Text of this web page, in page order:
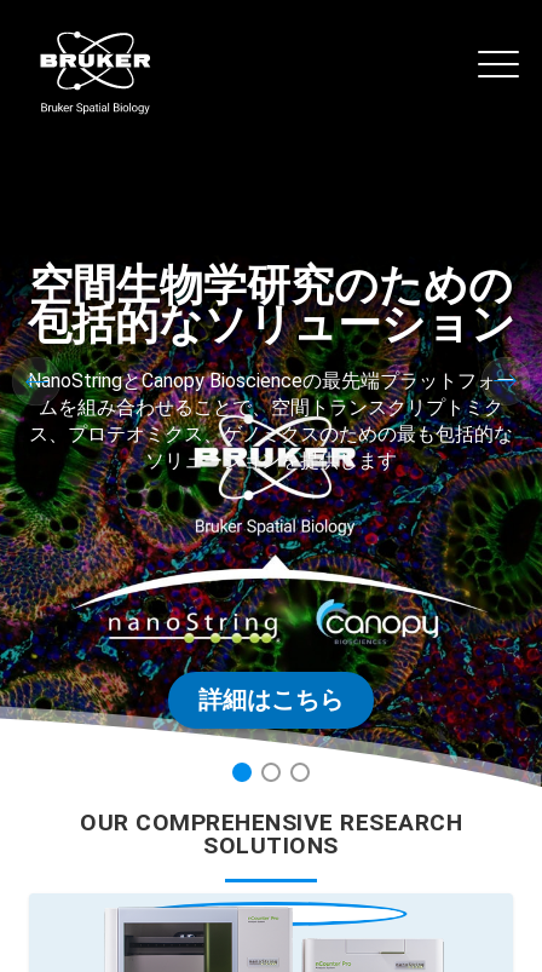
Search Terms GO
NanoString University
Main
空間生物学研究のための
包括的なソリューション
NanoStringとCanopy Bioscienceの最先端プラットフォー
ムを組み合わせることで、空間トランスクリプトミク
ス、プロテオミクス、ゲノミクスのための最も包括的な
ソリューションを提供します
1
詳細はこちら
OUR COMPREHENSIVE RESEARCH
SOLUTIONS